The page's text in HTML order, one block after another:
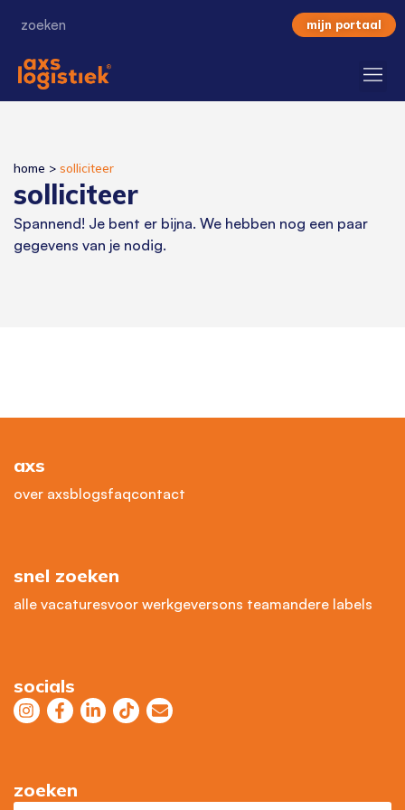
mijn portaal
home > solliciteer
solliciteer
Spannend! Je bent er bijna. We hebben nog een paar
gegevens van je nodig.
axs
over axsblogsfaqcontact
snel zoeken
alle vacaturesvoor werkgeversons teamandere labels
socials
zoeken